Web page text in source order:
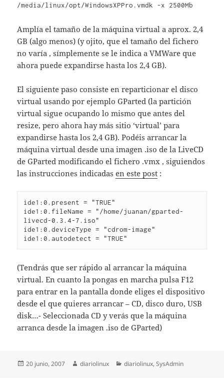
/media/linux/opt/WindowsXPPro.vmdk -x 2500Mb
Amplía el tamaño de la máquina virtual a aprox. 2,4
GB (algo menos) (y ojito, que el tamaño del fichero
no varía , símplemente se le indica a VMWare que
ahora puede expandirse hasta los 2,4 GB).
El siguiente paso consiste en reparticionar el disco
virtual usando por ejemplo GParted (la partición
virtual sigue ocupando lo mismo que antes del
resize, pero ahora hay más sitio ‘virtual’ para
expandirse hasta los 2,4 GB). Podéis arrancar la
máquina virtual desde una imagen .iso de la LiveCD
de GParted modificando el fichero .vmx , siguiendos
las instrucciones indicadasen este post :
ide1:0.present = "TRUE"
ide1:0.fileName = "/home/juanan/gparted-
livecd-0.3.4-7.iso"
ide1:0.deviceType = "cdrom-image"
ide1:0.autodetect = "TRUE"
(Tendrás que ser rápido al arrancar la máquina
virtual. En cuanto la pongas en marcha pulsa F12
para entrar en la pantalla donde eliges el dispositivo
desde el que quieres arrancar – CD, disco duro, USB
disk…- Seleccionada CD y verás que la máquina
arranca desde la imagen .iso de GParted)
Publicado
20 junio, 2007 Autor
diariolinux Categorías
diariolinux,SysAdmin